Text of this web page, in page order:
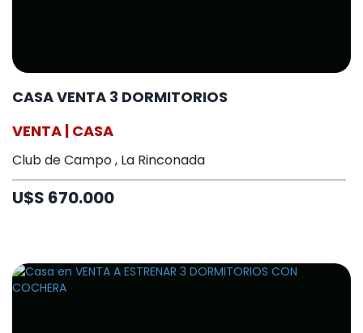
CASA VENTA 3 DORMITORIOS
VENTA | CASA
Club de Campo , La Rinconada
U$S 670.000